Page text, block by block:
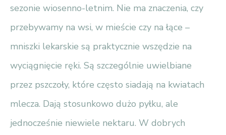
sezonie wiosenno-letnim. Nie ma znaczenia, czy
przebywamy na wsi, w mieście czy na łące –
mniszki lekarskie są praktycznie wszędzie na
wyciągnięcie ręki. Są szczególnie uwielbiane
przez pszczoły, które często siadają na kwiatach
mlecza. Dają stosunkowo dużo pyłku, ale
jednocześnie niewiele nektaru. W dobrych